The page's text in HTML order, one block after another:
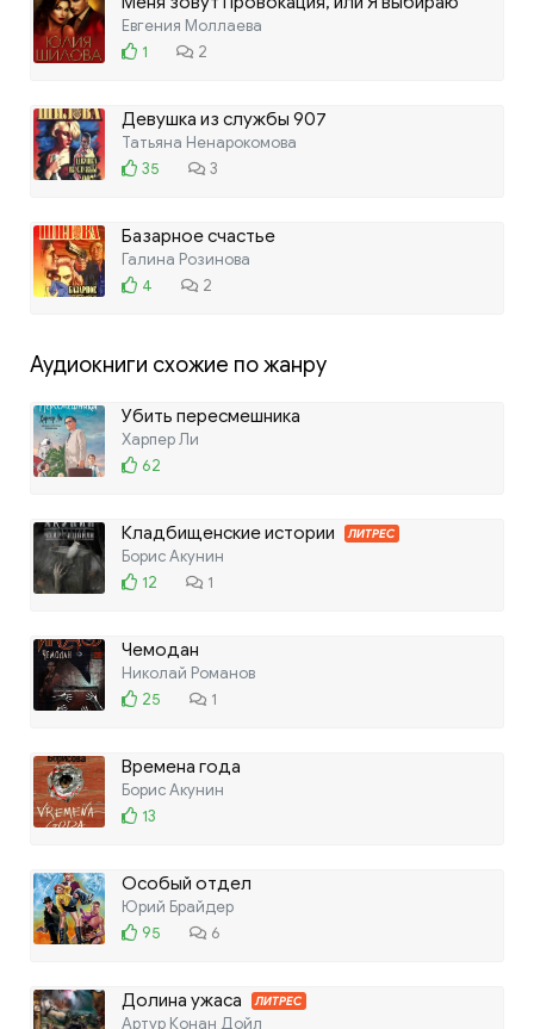
мужчин под цвет платья
Евгения Моллаева
1
2
Девушка из службы 907
Татьяна Ненарокомова
35
3
Базарное счастье
Галина Розинова
4
2
Аудиокниги схожие по жанру
Убить пересмешника
Харпер Ли
62
Кладбищенские истории ЛИТРЕС
Борис Акунин
12
1
Чемодан
Николай Романов
25
1
Времена года
Борис Акунин
13
Особый отдел
Юрий Брайдер
95
6
Долина ужаса ЛИТРЕС
Артур Конан Дойл